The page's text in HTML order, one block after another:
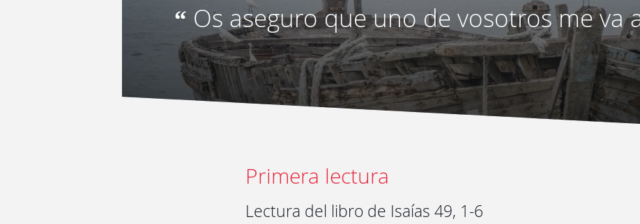
“ Os aseguro que uno de vosotros me va
Primera lectura
Lectura del libro de Isaías 49, 1-6